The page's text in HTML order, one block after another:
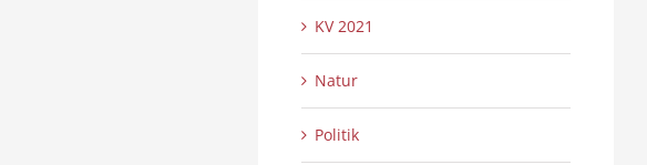
KV 2021
Natur
Politik